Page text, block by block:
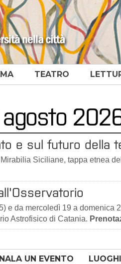
TEATRO
agosto
e sul futuro della
Siciliane, tappa etnea
e da mercoledì 19 a domenica
Astrofisico di Catania.
UN EVENTO LUOGHI